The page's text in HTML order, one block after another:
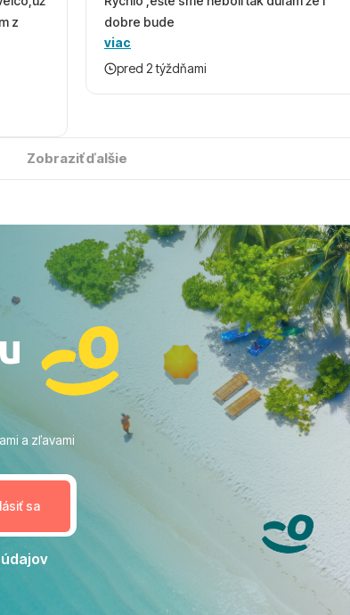
z
čisté
pláž
hľadá
dobre bude
viac
pred 2 týždňami
Zobraziť ďalšie
a zľavami